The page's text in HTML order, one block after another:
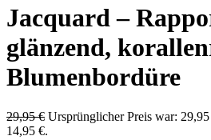
Jacquard –
glänzend,
Blumenbordüre
29,95€ Ursprünglicher Preis war:
14,95 €.